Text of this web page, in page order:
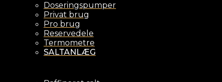
Doseringspumper
Privat brug
Pro brug
Reservedele
Termometre
SALTANLÆG